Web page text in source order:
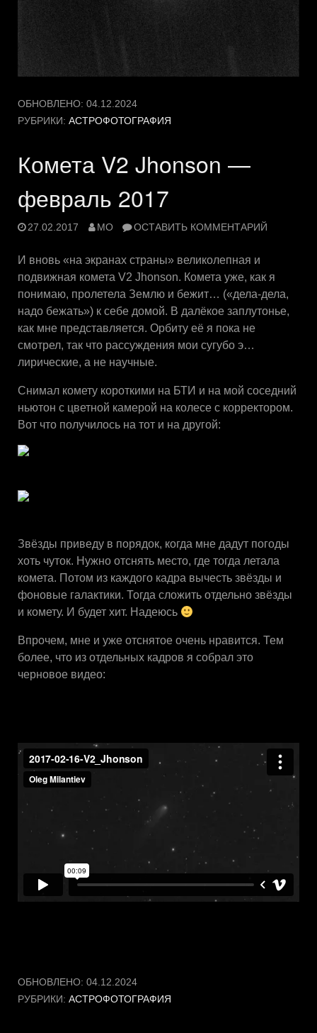
ОБНОВЛЕНО: 04.12.2024
РУБРИКИ: АСТРОФОТОГРАФИЯ
Комета V2 Jhonson —
февраль 2017
27.02.2017 MO ОСТАВИТЬ КОММЕНТАРИЙ
И вновь «на экранах страны» великолепная и
подвижная комета V2 Jhonson. Комета уже, как я
понимаю, пролетела Землю и бежит… («дела-дела,
надо бежать») к себе домой. В далёкое заплутонье,
как мне представляется. Орбиту её я пока не
смотрел, так что рассуждения мои сугубо э…
лирические, а не научные.
Снимал комету короткими на БТИ и на мой соседний
ньютон с цветной камерой на колесе с корректором.
Вот что получилось на тот и на другой:
Звёзды приведу в порядок, когда мне дадут погоды
хоть чуток. Нужно отснять место, где тогда летала
комета. Потом из каждого кадра вычесть звёзды и
фоновые галактики. Тогда сложить отдельно звёзды
и комету. И будет хит. Надеюсь
Впрочем, мне и уже отснятое очень нравится. Тем
более, что из отдельных кадров я собрал это
черновое видео:
ОБНОВЛЕНО: 04.12.2024
РУБРИКИ: АСТРОФОТОГРАФИЯ